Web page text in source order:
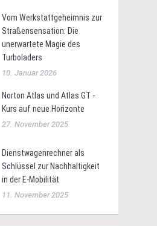
Vom Werkstattgeheimnis zur
Straßensensation: Die
unerwartete Magie des
Turboladers
10. Januar 2026
Norton Atlas und Atlas GT -
Kurs auf neue Horizonte
27. November 2025
Dienstwagenrechner als
Schlüssel zur Nachhaltigkeit
in der E-Mobilität
11. November 2025